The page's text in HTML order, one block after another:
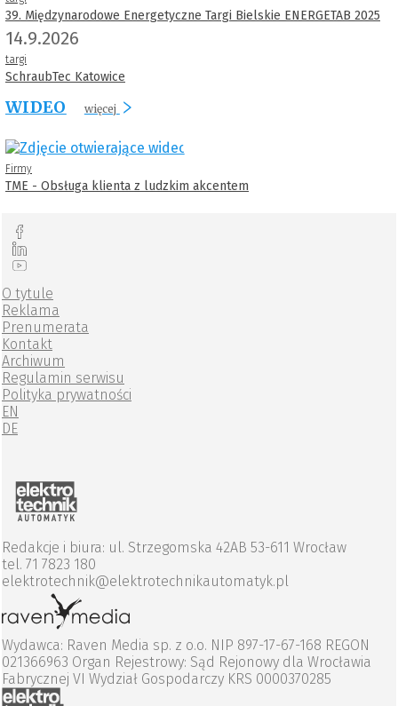
39. Międzynarodowe Energetyczne Targi Bielskie ENERGETAB 2025
14.9.2026
targi
SchraubTec Katowice
WIDEO więcej
Firmy
TME - Obsługa klienta z ludzkim akcentem
O tytule
Reklama
Prenumerata
Kontakt
Archiwum
Regulamin serwisu
Polityka prywatności
EN
DE
Redakcje i biura: ul. Strzegomska 42AB 53-611 Wrocław
tel. 71 7823 180
elektrotechnik@elektrotechnikautomatyk.pl
Wydawca: Raven Media sp. z o.o. NIP 897-17-67-168 REGON
021366963 Organ Rejestrowy: Sąd Rejonowy dla Wrocławia
Fabrycznej VI Wydział Gospodarczy KRS 0000370285